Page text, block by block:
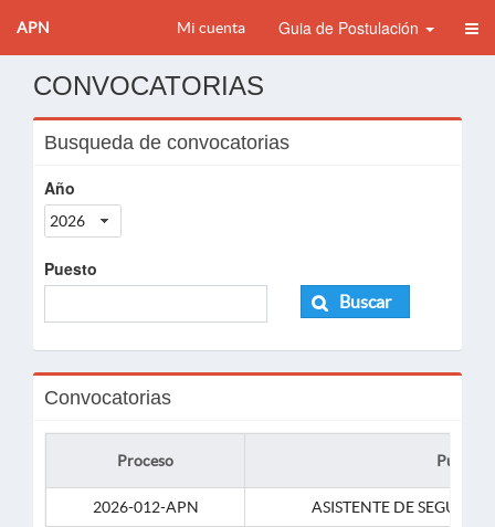
APN Mi cuenta Guia de Postulación
CONVOCATORIAS
Busqueda de convocatorias
Año
2026
Puesto
Buscar
Convocatorias
Proceso Puesto
2026-012-APN ASISTENTE DE